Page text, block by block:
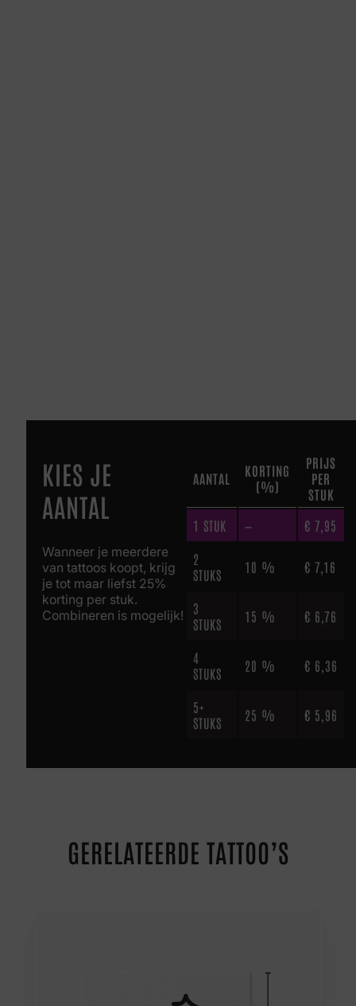
KIES JE
AANTAL
Wanneer je meerdere
van tattoos koopt, krijg
je tot maar liefst 25%
korting per stuk.
Combineren is mogelijk!
AANTAL
KORTING
(%)
PRIJS
PER
STUK
1 STUK — € 7,95
2
STUKS
10 % € 7,16
3
STUKS
15 % € 6,76
4
STUKS
20 % € 6,36
5+
STUKS
25 % € 5,96
GERELATEERDE TATTOO’S